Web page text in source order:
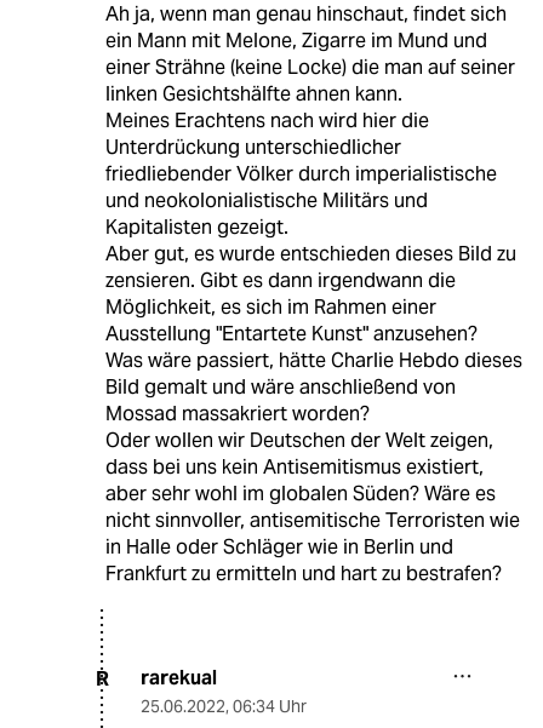
Ah ja, wenn man genau hinschaut, findet sich
ein Mann mit Melone, Zigarre im Mund und
einer Strähne (keine Locke) die man auf seiner
linken Gesichtshälfte ahnen kann.
Meines Erachtens nach wird hier die
Unterdrückung unterschiedlicher
friedliebender Völker durch imperialistische
und neokolonialistische Militärs und
Kapitalisten gezeigt.
Aber gut, es wurde entschieden dieses Bild zu
zensieren. Gibt es dann irgendwann die
Möglichkeit, es sich im Rahmen einer
Ausstellung "Entartete Kunst" anzusehen?
Was wäre passiert, hätte Charlie Hebdo dieses
Bild gemalt und wäre anschließend von
Mossad massakriert worden?
Oder wollen wir Deutschen der Welt zeigen,
dass bei uns kein Antisemitismus existiert,
aber sehr wohl im globalen Süden? Wäre es
nicht sinnvoller, antisemitische Terroristen wie
in Halle oder Schläger wie in Berlin und
Frankfurt zu ermitteln und hart zu bestrafen?
R rarekual
25.06.2022, 06:34 Uhr